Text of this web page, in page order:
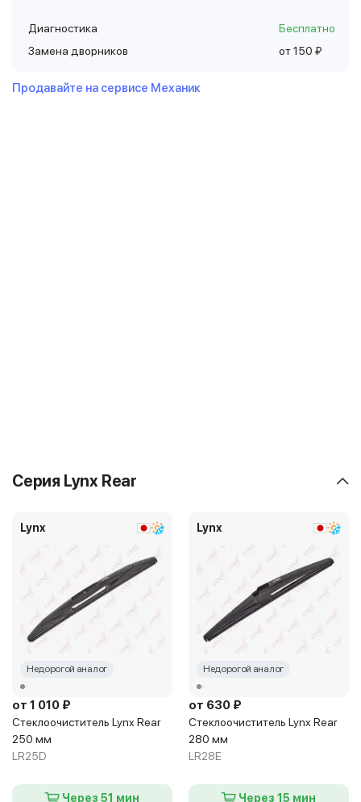
Диагностика
Бесплатно
Замена дворников
от 150 ₽
Продавайте на сервисе Механик
Серия Lynx Rear
Lynx
Недорогой аналог
от 1 010 ₽
Стеклоочиститель Lynx Rear
250 мм
LR25D
Через 51 мин
Lynx
Недорогой аналог
от 630 ₽
Стеклоочиститель Lynx Rear
280 мм
LR28E
Через 15 мин